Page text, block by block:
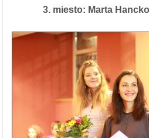
3. miesto: Marta